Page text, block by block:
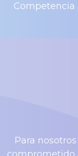
Competencia
Para